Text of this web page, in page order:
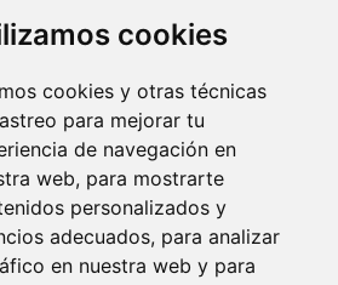
cookies
cookies y otras técnicas
para mejorar tu
de navegación en
web, para mostrarte
personalizados y
adecuados, para analizar
en nuestra web y para
su pedido en cualquier momento
días
un árbol. Leer más